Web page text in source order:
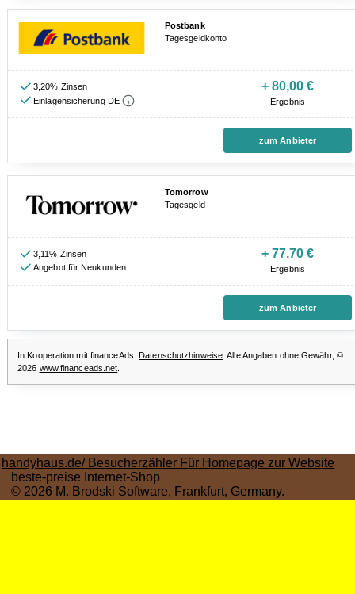
handyhaus.de/ Besucherzähler Für Homepage zur Website
beste-preise Internet-Shop
© 2026 M. Brodski Software, Frankfurt, Germany.